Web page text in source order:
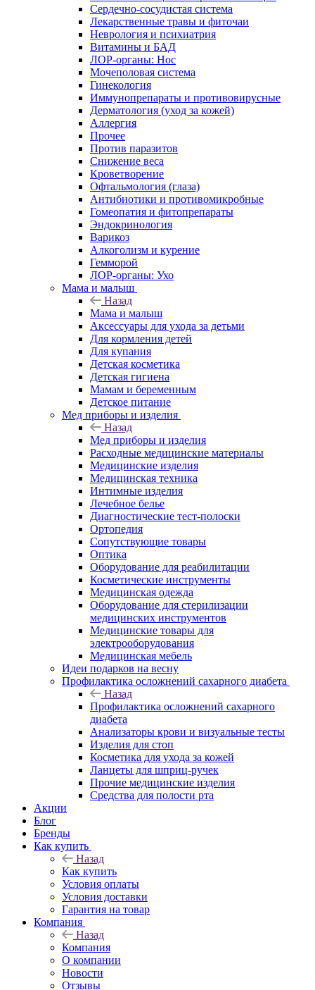
Сердечно-сосудистая система
Лекарственные травы и фиточаи
Неврология и психиатрия
Витамины и БАД
ЛОР-органы: Нос
Мочеполовая система
Гинекология
Иммунопрепараты и противовирусные
Дерматология (уход за кожей)
Аллергия
Прочее
Против паразитов
Снижение веса
Кроветворение
Офтальмология (глаза)
Антибиотики и противомикробные
Гомеопатия и фитопрепараты
Эндокринология
Варикоз
Алкоголизм и курение
Гемморой
ЛОР-органы: Ухо
Мама и малыш
Назад
Мама и малыш
Аксессуары для ухода за детьми
Для кормления детей
Для купания
Детская косметика
Детская гигиена
Мамам и беременным
Детское питание
Мед приборы и изделия
Назад
Мед приборы и изделия
Расходные медицинские материалы
Медицинские изделия
Медицинская техника
Интимные изделия
Лечебное белье
Диагностические тест-полоски
Ортопедия
Сопутствующие товары
Оптика
Оборудование для реабилитации
Косметические инструменты
Медицинская одежда
Оборудование для стерилизации
медицинских инструментов
Медицинские товары для
электрооборудования
Медицинская мебель
Идеи подарков на весну
Профилактика осложнений сахарного диабета
Назад
Профилактика осложнений сахарного
диабета
Анализаторы крови и визуальные тесты
Изделия для стоп
Косметика для ухода за кожей
Ланцеты для шприц-ручек
Прочие медицинские изделия
Средства для полости рта
Акции
Блог
Бренды
Как купить
Назад
Как купить
Условия оплаты
Условия доставки
Гарантия на товар
Компания
Назад
Компания
О компании
Новости
Отзывы